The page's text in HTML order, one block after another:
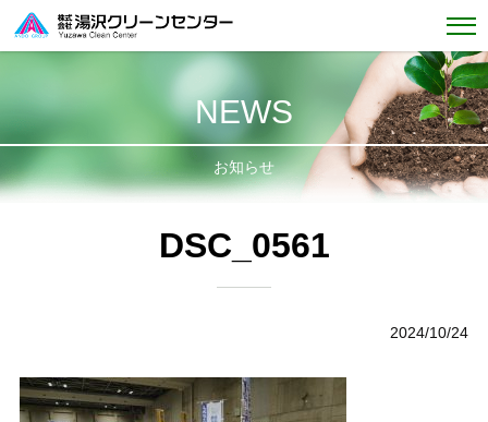
NEWS
お知らせ
DSC_0561
2024/10/24